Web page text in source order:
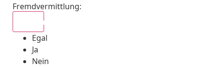
Fremdvermittlung:
Egal
Ja
Nein